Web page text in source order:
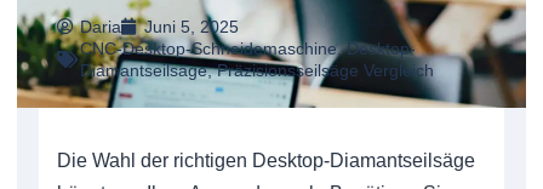
Daria
Juni 5, 2025
CNC-Desktop-Schneidemaschine,Desktop-
Diamantseilsäge,Präzisionsseilsäge Vergleich
Die Wahl der richtigen Desktop-Diamantseilsäge